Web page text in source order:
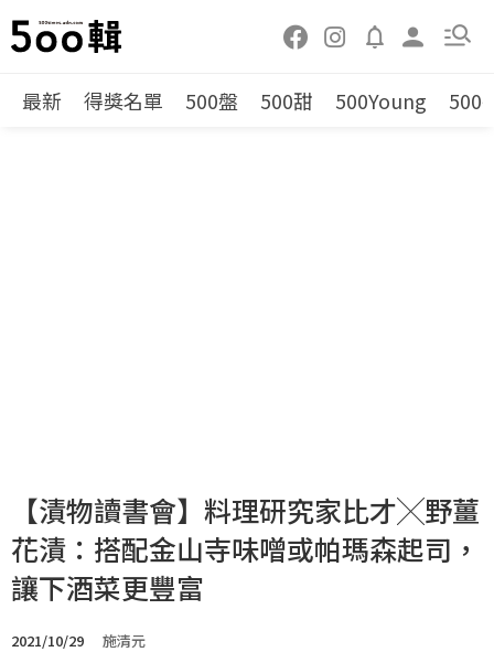
最新 得獎名單 500盤 500甜 500Young 500
【漬物讀書會】料理研究家比才╳野薑
花漬：搭配金山寺味噌或帕瑪森起司，
讓下酒菜更豐富
2021/10/29 施清元